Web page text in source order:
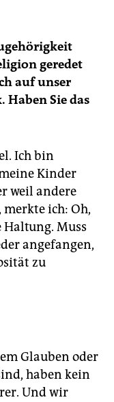
geredet
auf unser
Sie das
Ich bin
Kinder
weil andere
ich: Oh,
Haltung. Muss
angefangen,
zu
Glauben oder
haben kein
Und wir